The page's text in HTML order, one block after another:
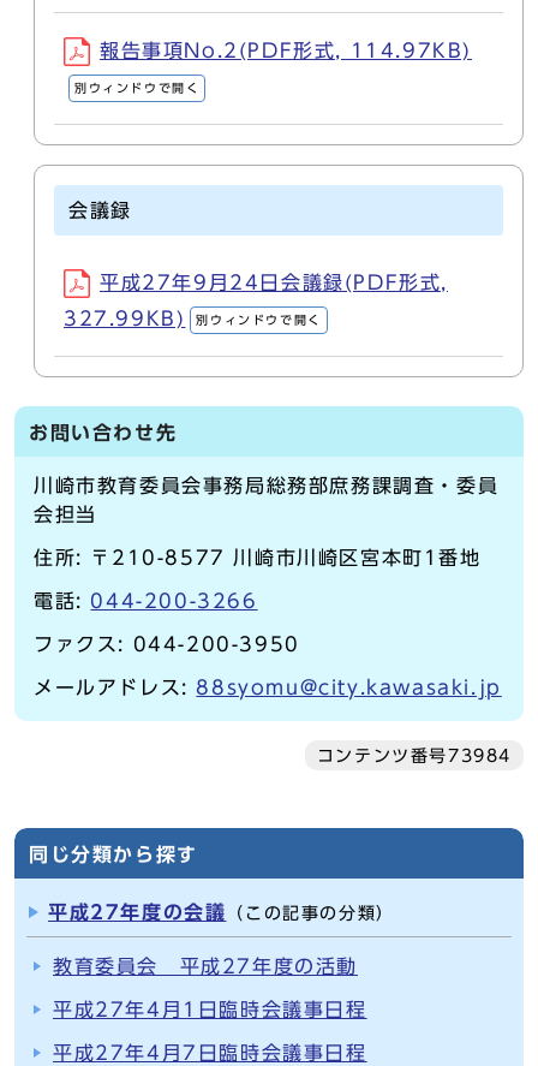
報告事項No.2(PDF形式, 114.97KB)
別ウィンドウで開く
会議録
平成27年9月24日会議録(PDF形式,
327.99KB)
別ウィンドウで開く
お問い合わせ先
川崎市教育委員会事務局総務部庶務課調査・委員
会担当
住所: 〒210-8577 川崎市川崎区宮本町1番地
電話: 044-200-3266
ファクス: 044-200-3950
メールアドレス:88syomu@city.kawasaki.jp
コンテンツ番号73984
同じ分類から探す
平成27年度の会議 （この記事の分類）
教育委員会 平成27年度の活動
平成27年4月1日臨時会議事日程
平成27年4月7日臨時会議事日程